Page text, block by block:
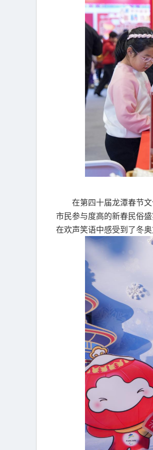
在第四十届龙潭春节
市民参与度高的新春民俗
在欢声笑语中感受到了冬奥